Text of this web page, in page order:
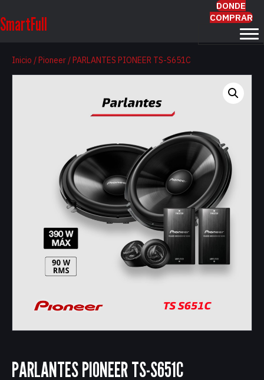
SmartFull
DONDE
COMPRAR
Inicio /Pioneer / PARLANTES PIONEER TS-S651C
PARLANTES PIONEER TS-S651C